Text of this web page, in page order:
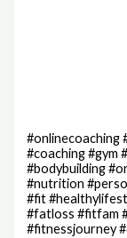
#onlinecoaching
#coaching #gym
#bodybuilding
#nutrition
#fit
#fatloss #fitfam
#fitnessjourney